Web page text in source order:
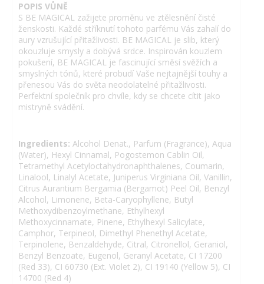
POPIS VŮNĚ
S BE MAGICAL zažijete proměnu ve ztělesnění čisté
ženskosti. Každé stříknutí tohoto parfému Vás zahalí do
aury vzrušující přitažlivosti. BE MAGICAL je slib, který
okouzluje smysly a dobývá srdce. Inspirován kouzlem
pokušení, BE MAGICAL je fascinující směsí svěžích a
smyslných tónů, které probudí Vaše nejtajnější touhy a
přenesou Vás do světa neodolatelné přitažlivosti.
Perfektní společník pro chvíle, kdy se chcete cítit jako
mistryně svádění.
Ingredients: Alcohol Denat., Parfum (Fragrance), Aqua
(Water), Hexyl Cinnamal, Pogostemon Cablin Oil,
Tetramethyl Acetyloctahydronaphthalenes, Coumarin,
Linalool, Linalyl Acetate, Juniperus Virginiana Oil, Vanillin,
Citrus Aurantium Bergamia (Bergamot) Peel Oil, Benzyl
Alcohol, Limonene, Beta-Caryophyllene, Butyl
Methoxydibenzoylmethane, Ethylhexyl
Methoxycinnamate, Pinene, Ethylhexyl Salicylate,
Camphor, Terpineol, Dimethyl Phenethyl Acetate,
Terpinolene, Benzaldehyde, Citral, Citronellol, Geraniol,
Benzyl Benzoate, Eugenol, Geranyl Acetate, CI 17200
(Red 33), CI 60730 (Ext. Violet 2), CI 19140 (Yellow 5), CI
14700 (Red 4)